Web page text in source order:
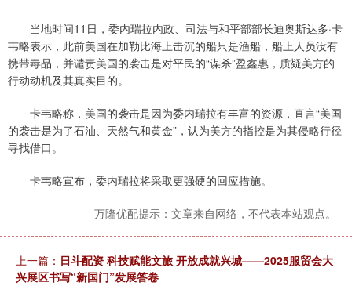
当地时间11日，委内瑞拉内政、司法与和平部部长迪奥斯达多·卡
韦略表示，此前美国在加勒比海上击沉的船只是渔船，船上人员没有
携带毒品，并谴责美国的袭击是对平民的“谋杀”盈鑫惠，质疑美方的
行动动机及其真实目的。
卡韦略称，美国的袭击是因为委内瑞拉有丰富的资源，直言“美国
的袭击是为了石油、天然气和黄金”，认为美方的指控是为其侵略行径
寻找借口。
卡韦略宣布，委内瑞拉将采取更强硬的回应措施。
万隆优配提示：文章来自网络，不代表本站观点。
上一篇： 日斗配资 科技赋能文旅 开放成就兴城——2025服贸会大
兴展区书写“新国门”发展答卷